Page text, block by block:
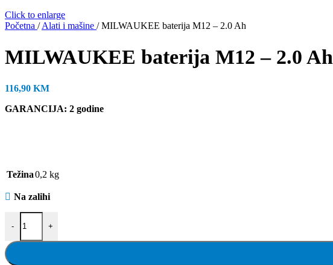
Click to enlarge
Početna / Alati i mašine / MILWAUKEE baterija M12 – 2.0 Ah
MILWAUKEE baterija M12 – 2.0 Ah
116,90 KM
GARANCIJA: 2 godine
Težina0,2 kg
Na zalihi
-
MILWAUKEE baterija M12 - 2.0 Ah količina
+